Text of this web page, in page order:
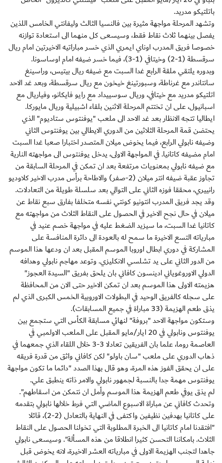
باتلتيكو مدريد.
وتشهد المرحلة مواجهة مثيرة بين فالنسيا الثالث وليفانتي الخامس اللذين
يفصل بينهما ثلاث نقاط فقط، وسيسعى كل منهما الى استعادة توازنه
خصوصا فريق المدرب اوناي ايمري الذي خسر مباراتيه الاخيرتين امام ريال
سرقسطة (1-2) وخيتافي (1-3)، فيما خسر ضيفه امام اوساسونا.
وبدوره يلتقي ملقة الرابع غدا السبت مع ضيفه ريال بيتيس، وراسينغ
سانتاندر مع غرناطة، وسبورتينغ خيخون مع ريال سرقسطة، وبعد غد الاحد
اتلتيكو مدريد مع خيتافي، وريال سوسييداد مع رايو فايكانو، وفياريال مع
اسبانيول، على ان تختتم المرحلة الاثنين بلقاء اشبيلية وريال مايوركا.
ايطاليا تتجه الانظار بعد غد الاحد الى ملعب "يوفنتوس ستاديوم" الذي
يحتضن قمة المرحلة الثلاثين من الدوري الايطالي بين يوفنتوس الثاني
وضيفه نابولي الرابع، فيما يخوض ميلان المتصدر اختبارا صعبا غدا السبت
امام مضيفه كاتانيا. في المواجهة الاولى، يدخل يوفنتوس الى مواجهته النارية
مع ضيفه نابولي بمعنويات مرتفعة بعد ان تمكن في المرحلة السابقة من
تجاوز عقبة ضيفه انتر ميلان (2-صفر) والاطاحة برأس مدرب الاخير كلاوديو
رانييري، محققا فوزه الثاني على التوالي بعد سلسلة طويلة من التعادلات.
وقد يجد فريق المدرب انتونيو كونتي نفسه متخلفا بفارق سبع نقاط عن
ميلان في حال نجح الاخير في الحصول على النقاط الثلاث من مواجهته مع
كاتانيا غدا السبت، ما سيزيد الضغط عليه في مواجهة خصم عنيد في
مبارياته التسع الاخيرة ما سمح له بالعودة الى دائرة المنافسة على
المشاركة في دوري ابطال اوروبا الموسم المقبل بعد ان ودعها هذا الموسم
من الدور الثاني على يد تشلسي الانكليزي. وتوعد مهاجم نابولي وهدافه
الدولي الاوروغوياني ادينسون كافاني بان يلحق بفريق "السيدة العجوز"
هزيمته الاولى هذا الموسم بعد ان تمكن الاخير حتى الان من المحافظة
على سجله كالفريق الوحيد في البطولات الاوروبية الخمس الكبرى الذي لم
يذق طعم الهزيمة (33 مباراة في جميع المسابقات).
وستكون مواجهة الاحد "بروفة" لنهائي مسابقة الكأس التي ستجمع بين
يوفنتوس ونابولي في 20 ايار/مايو المقبل على الملعب الاولمبي في
العاصمة روما، علما بان الفريقين تعادلا 3-3 خلال اللقاء الذي جمعهما في
ذهاب الدوري على ملعب "سان باولو" لكن كافاني واثق من قدرة فريقه
على ان يحقق الفوز هذه المرة، وهو قال بهذا الصدد "دائما ما تكون مواجهة
يوفنتوس مهمة جدا بالنسبة لجمهور نابولي والامر ذاته ينطبق علي.
لم يذق يوفي طعم الهزيمة هذا الموسم وأمل ان نتمكن من اسقاطهم".
وتحدث كافاني عن مباراة الاسبوع الماضي التي فرط خلالها نابولي بتقدمه
على كاتانيا بهدفين نظيفين واكتفى في النهاية بالتعادل (2-2)، قائلا
"افتقدنا امام كاتانيا الى الخبرة المطلوبة التي تخولنا الحصول على النقاط
الثلاث. بامكاننا التحسن كثيرا انطلاقا من هذه المسألة". وسيسعى نابولي
جاهدا لتجنب الهزيمة الاولى في مبارياته العشر الاخيرة، لانه يخوض قبل